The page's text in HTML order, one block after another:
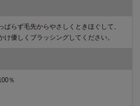
ぱらず毛先からやさしくときほぐして、
け優しくブラッシングしてください。
％